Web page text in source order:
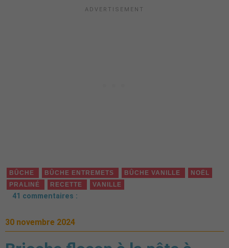
BÛCHE BÛCHE ENTREMETS BÛCHE VANILLE
NOËL
PRALINÉ
RECETTE VANILLE
41 commentaires :
30 novembre 2024